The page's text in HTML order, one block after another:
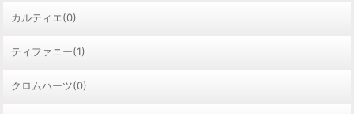
カルティエ(0)
ティファニー(1)
クロムハーツ(0)